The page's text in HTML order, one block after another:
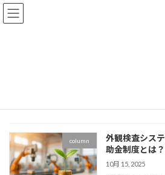
コ
ン
ナ
ビ
column
外観検査シス
助金制度とは？
10月 15, 2025